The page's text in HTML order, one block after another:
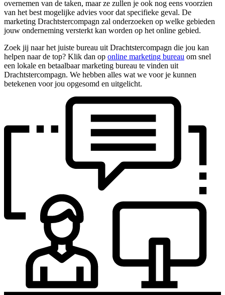
overnemen van de taken, maar ze zullen je ook nog eens voorzien
van het best mogelijke advies voor dat specifieke geval. De
marketing Drachtstercompagn zal onderzoeken op welke gebieden
jouw onderneming versterkt kan worden op het online gebied.
Zoek jij naar het juiste bureau uit Drachtstercompagn die jou kan
helpen naar de top? Klik dan op online marketing bureau om snel
een lokale en betaalbaar marketing bureau te vinden uit
Drachtstercompagn. We hebben alles wat we voor je kunnen
betekenen voor jou opgesomd en uitgelicht.